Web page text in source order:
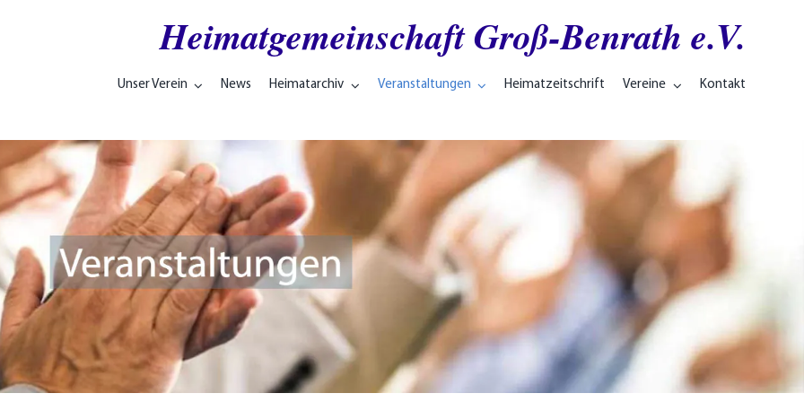
Heimatgemeinschaft Groß-Benrath e.V.
Unser Verein News Heimatarchiv Veranstaltungen Heimatzeitschrift Vereine Kontakt